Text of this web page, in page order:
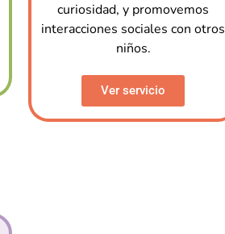
curiosidad, y promovemos
interacciones sociales con otros
niños.
Ver servicio